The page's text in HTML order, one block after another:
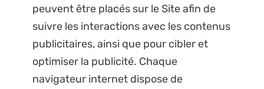
peuvent être placés sur le Site afin de
suivre les interactions avec les contenus
publicitaires, ainsi que pour cibler et
optimiser la publicité. Chaque
navigateur internet dispose de